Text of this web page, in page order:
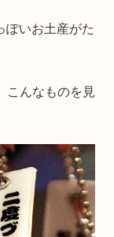
ぽいお土産がた
こんなものを見